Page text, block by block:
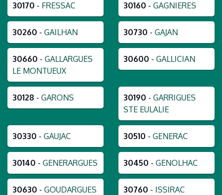
30170 - FRESSAC 30160 - GAGNIERES
30260 - GAILHAN 30730 - GAJAN
30660 - GALLARGUES
LE MONTUEUX
30600 - GALLICIAN
30128 - GARONS 30190 - GARRIGUES
STE EULALIE
30330 - GAUJAC 30510 - GENERAC
30140 - GENERARGUES 30450 - GENOLHAC
30630 - GOUDARGUES 30760 - ISSIRAC